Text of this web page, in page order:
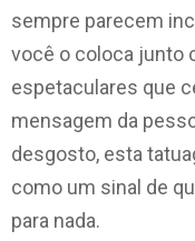
sempre parecem
você o coloca junto
espetaculares que
mensagem da
desgosto, esta
como um sinal de
para nada.